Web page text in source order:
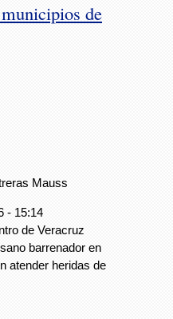
de
Mauss
- 15:14
de Veracruz
barrenador en
atender heridas de